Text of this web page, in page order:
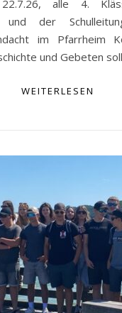
alle 4.
und der
im Pfarrheim
und Gebeten
WEITERLESEN